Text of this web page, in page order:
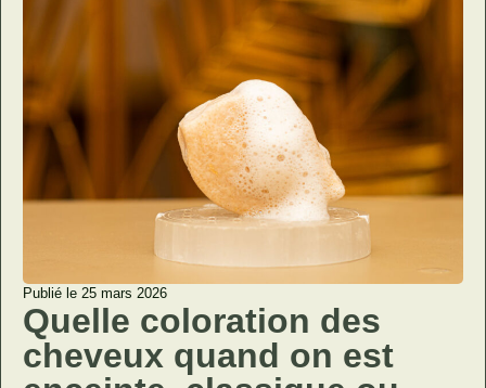
Publié le 25 mars 2026
Quelle coloration des
cheveux quand on est